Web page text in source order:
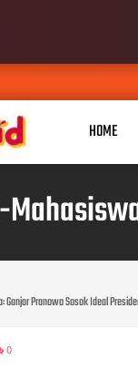
HOME
Pranowo Sosok Ideal
0